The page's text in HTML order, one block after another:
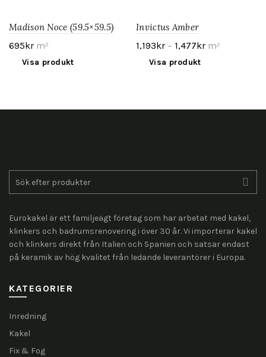
Madison Noce (59.5×59.5)
695kr m²
Visa produkt
Invictus Amber
1,193kr – 1,477kr m²
Visa produkt
Eurokakel är ett familjeägt företag som har arbetat med kakel,
klinkers och badrumsrenovering i över 30 år. Vi importerar kakel
och klinkers direkt från Italien och Spanien och satsar endast
på keramik av hög kvalitet från ledande leverantörer i Europa.
KATEGORIER
Inredning
Kakel
Fix & Fog